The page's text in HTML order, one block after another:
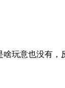
玩意也没有，